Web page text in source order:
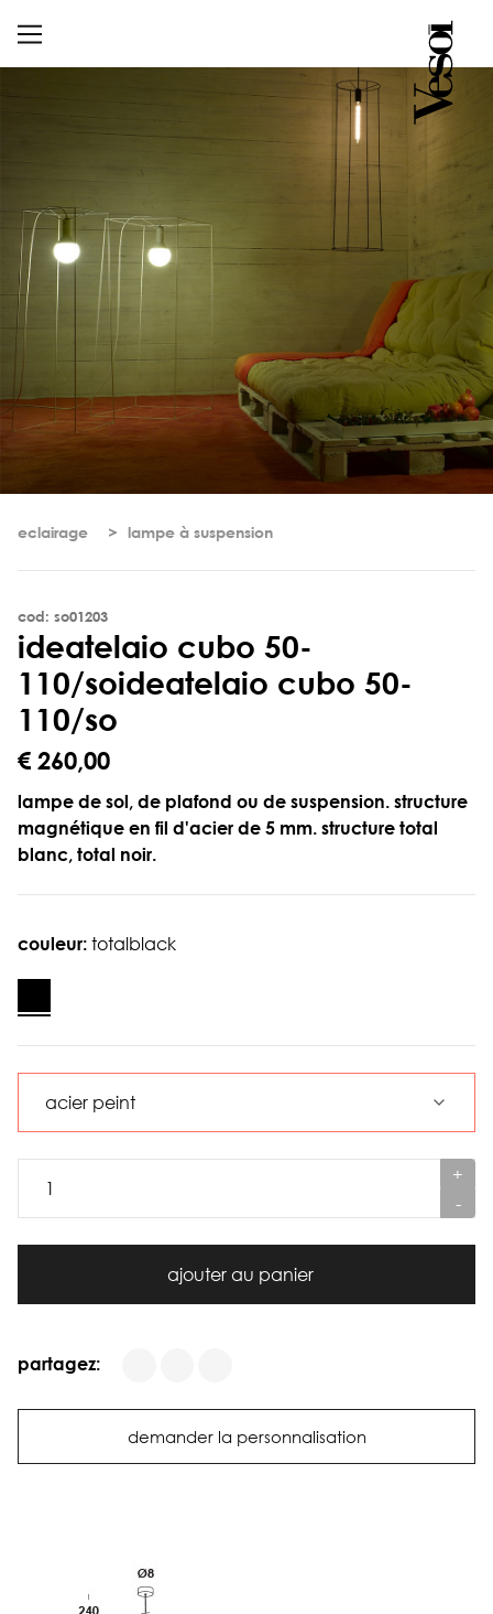
eclairage lampe à suspension
cod: so01203
ideatelaio cubo 50-
1 10/soideatelaio cubo 50-
110/so
€ 260,00
lampe de sol, de plafond ou de suspension. structure
magnétique en fil d'acier de 5 mm. structure total
blanc, total noir.
couleur: totalblack
+
-
ajouter au panier
partagez:
demander la personnalisation